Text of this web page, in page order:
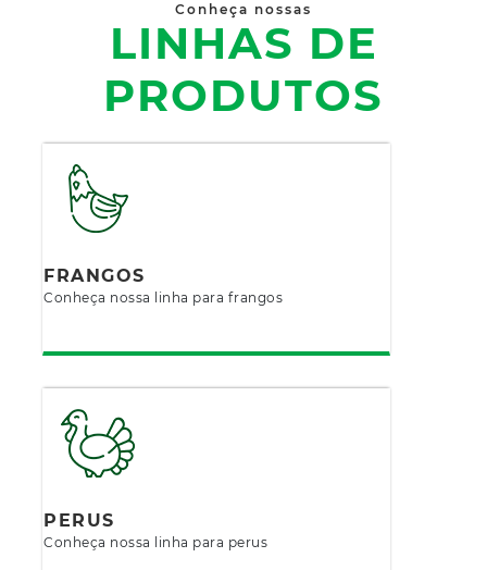
Conheça nossas
LINHAS DE
PRODUTOS
FRANGOS
Conheça nossa linha para frangos
PERUS
Conheça nossa linha para perus